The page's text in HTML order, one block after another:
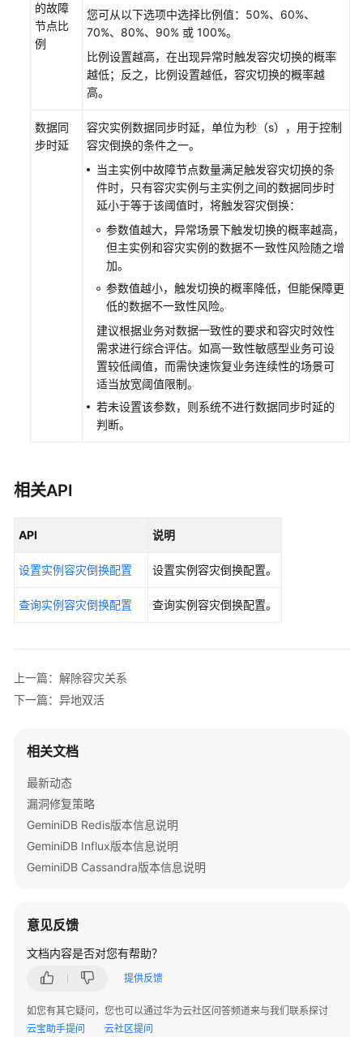
选
型
IAM
授
GeminiDB
Cassandra
GeminiDB
Cassandra
连
理
数
实
命
期
管
理
更
同
容
的故障
节点比
例
您可从以下选项中选择比例值：50%、60%、
70%、80%、90% 或 100%。
比例设置越高，在出现异常时触发容灾切换的概率
越低；反之，比例设置越低，容灾切换的概率越
高。
数据同
步时延
容灾实例数据同步时延，单位为秒（s），用于控制
容灾倒换的条件之一。
当主实例中故障节点数量满足触发容灾切换的条
件时，只有容灾实例与主实例之间的数据同步时
延小于等于该阈值时，将触发容灾倒换：
参数值越大，异常场景下触发切换的概率越高，
但主实例和容灾实例的数据不一致性风险随之增
加。
参数值越小，触发切换的概率降低，但能保障更
低的数据不一致性风险。
建议根据业务对数据一致性的要求和容灾时效性
需求进行综合评估。如高一致性敏感型业务可设
置较低阈值，而需快速恢复业务连续性的场景可
适当放宽阈值限制。
若未设置该参数，则系统不进行数据同步时延的
判断。
相关API
API 说明
设置实例容灾倒换配置 设置实例容灾倒换配置。
查询实例容灾倒换配置 查询实例容灾倒换配置。
上一篇：解除容灾关系
下一篇：异地双活
相关文档
最新动态
漏洞修复策略
GeminiDB Redis版本信息说明
GeminiDB Influx版本信息说明
GeminiDB Cassandra版本信息说明
意见反馈
文档内容是否对您有帮助？
提供反馈
如您有其它疑问，您也可以通过华为云社区问答频道来与我们联系探讨
云宝助手提问
云社区提问